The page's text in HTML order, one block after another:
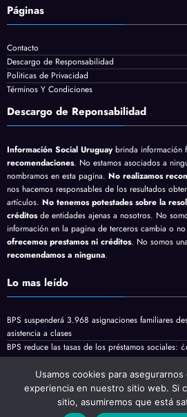
Páginas
Contacto
Descargo de Responsabilidad
Politicas de Privacidad
Términos Y Condiciones
Descargo de Reponsabilidad
Información Social Uruguaybrinda información
recomendaciones. No estamos asociados a
nombramos en esta pagina. No realizamos
nos hacemos responsables de los resultados
artículos. No tenemos potestades sobre la
créditosde entidades ajenas a nosotros. No
información en la pagina de terceros cambia o
ofrecemos prestamos ni créditos. No somos
recomendamos a ninguna.
Lo mas leído
BPS suspenderá 3.968 asignaciones familiares
asistencia a clases
BPS reduce las tasas de los préstamos sociales:
pensionistas?
Jubilaciones y pensiones minimas vienen con
Usamos cookies para
experiencia en nuestro sitio web. Si
sitio, asumiremos que está